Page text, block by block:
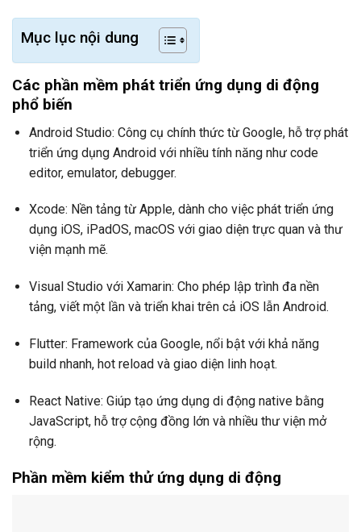
Mục lục nội dung
Các phần mềm phát triển ứng dụng di động
phổ biến
Android Studio: Công cụ chính thức từ Google, hỗ trợ phát
triển ứng dụng Android với nhiều tính năng như code
editor, emulator, debugger.
Xcode: Nền tảng từ Apple, dành cho việc phát triển ứng
dụng iOS, iPadOS, macOS với giao diện trực quan và thư
viện mạnh mẽ.
Visual Studio với Xamarin: Cho phép lập trình đa nền
tảng, viết một lần và triển khai trên cả iOS lẫn Android.
Flutter: Framework của Google, nổi bật với khả năng
build nhanh, hot reload và giao diện linh hoạt.
React Native: Giúp tạo ứng dụng di động native bằng
JavaScript, hỗ trợ cộng đồng lớn và nhiều thư viện mở
rộng.
Phần mềm kiểm thử ứng dụng di động